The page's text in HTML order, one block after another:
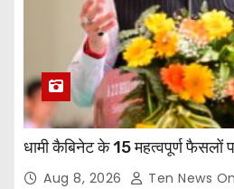
धामी कैबिनेट के 15 महत्वपूर्ण फैसलों
Aug 8, 2026 Ten News